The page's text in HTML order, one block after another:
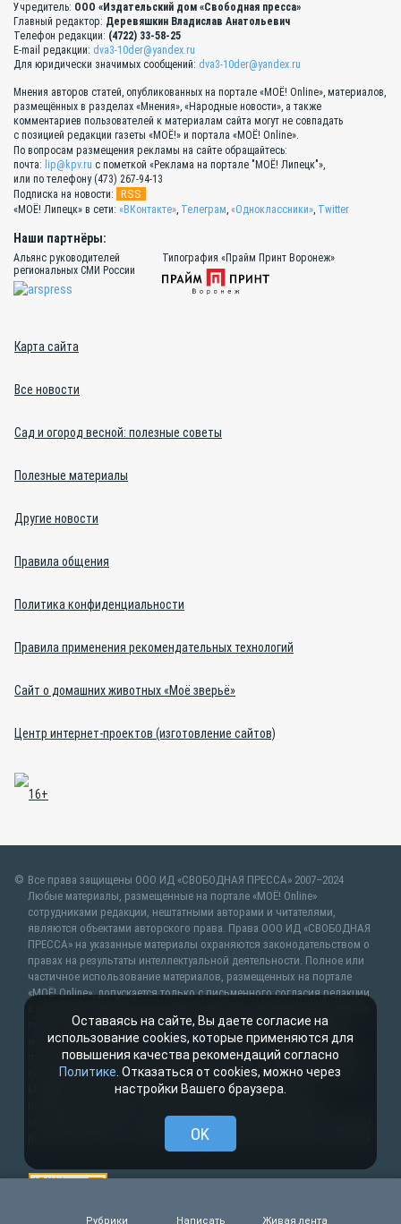
Учредитель: ООО «Издательский дом «Свободная пресса»
Главный редактор: Деревяшкин Владислав Анатольевич
Телефон редакции: (4722) 33-58-25
E-mail редакции: dva3-10der@yandex.ru
Для юридически значимых сообщений: dva3-10der@yandex.ru
Мнения авторов статей, опубликованных на портале «МОЁ! Online», материалов,
размещённых в разделах «Мнения», «Народные новости», а также
комментариев пользователей к материалам сайта могут не совпадать
с позицией редакции газеты «МОЁ!» и портала «МОЁ! Online».
По вопросам размещения рекламы на сайте обращайтесь:
почта: lip@kpv.ru с пометкой «Реклама на портале "МОЁ! Липецк"»,
или по телефону (473) 267-94-13
Подписка на новости:
RSS
«МОЁ! Липецк» в сети: «ВКонтакте», Телеграм, «Одноклассники», Twitter
Наши партнёры:
Альянс руководителей
региональных СМИ России
Типография «Прайм Принт Воронеж»
Карта сайта
Все новости
Сад и огород весной: полезные советы
Полезные материалы
Другие новости
Правила общения
Политика конфиденциальности
Правила применения рекомендательных технологий
Сайт о домашних животных «Моё зверьё»
Центр интернет-проектов (изготовление сайтов)
Все права защищены ООО ИД «СВОБОДНАЯ ПРЕССА» 2007–2024
Любые материалы, размещенные на портале «МОЁ! Online»
сотрудниками редакции, нештатными авторами и читателями,
являются объектами авторского права. Права ООО ИД «СВОБОДНАЯ
ПРЕССА» на указанные материалы охраняются законодательством о
правах на результаты интеллектуальной деятельности. Полное или
частичное использование материалов, размещенных на портале
«МОЁ! Online», допускается только с письменного согласия редакции
только при условии гиперссылки на moe-lipetsk.ru.Все вопросы
можно задать по адресуweb@kpv.ru. В рубрике «От первого лица»
публикуются сообщения в рамках контрактов об информационном
сотрудничестве между редакцией «МОЁ! Online» и органами власти.
Материалы рубрик «Новости партнёров» и «Будь в курсе»
об информационном сотрудничестве и (или) размещаются на правах
) размещаются на правах рекламы.
Рубрики Написать Живая лента
Оставаясь на сайте, Вы даете согласие на
использование cookies, которые применяются для
повышения качества рекомендаций согласно
Политике . Отказаться от cookies, можно через
настройки Вашего браузера.
OK